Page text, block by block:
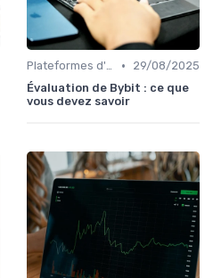
Plateformes d'échange et portefeuilles •
29/08/2025
Évaluation de Bybit : ce que
vous devez savoir